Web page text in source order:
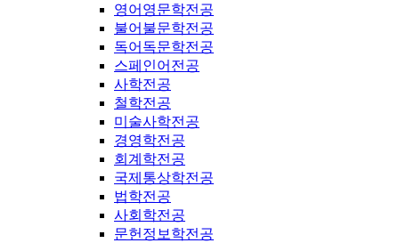
영어영문학전공
불어불문학전공
독어독문학전공
스페인어전공
사학전공
철학전공
미술사학전공
경영학전공
회계학전공
국제통상학전공
법학전공
사회학전공
문헌정보학전공